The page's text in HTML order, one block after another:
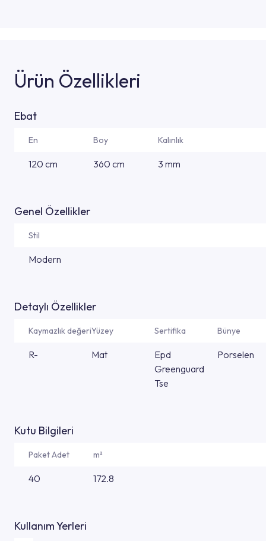
Ürün Özellikleri
Ebat
En Boy Kalınlık
120 cm 360 cm 3 mm
Genel Özellikler
Stil
Modern
Detaylı Özellikler
Kaymazlık değeriYüzey Sertifika Bünye
R- Mat
Epd
Greenguard
Tse
Porselen
Kutu Bilgileri
Paket Adet m²
40 172.8
Kullanım Yerleri